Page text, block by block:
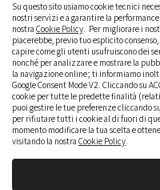
Su questo sito usiamo cookie tecnici
nostri servizi e a garantire la
nostra Cookie Policy. Per migliorare i
piacerebbe, previo tuo esplicito
capire come gli utenti usufruiscono dei
nonché per analizzare e mostrare la
la navigazione online; ti informiamo
Google Consent Mode V2. Cliccando su
cookie per tutte le predette finalità
puoi gestire le tue preferenze cliccando
per rifiutare tutti i cookie al di fuori di
momento modificare la tua scelta e
visitando la nostra Cookie Policy.
CAMBIARE AUTO
GUIDE PRATICHE
DICE LA